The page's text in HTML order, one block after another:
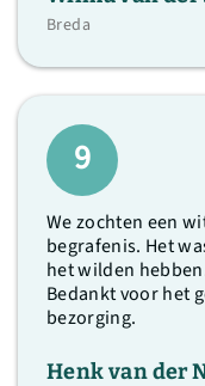
Breda
9
We zochten een
begrafenis. Het
het wilden
Bedankt voor het
bezorging.
Henk van der